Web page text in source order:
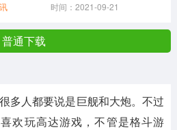
其它应用
时间：2021-09-21
普通下载
人都要说是巨舰和大炮。不过
欢玩高达游戏，不管是格斗游